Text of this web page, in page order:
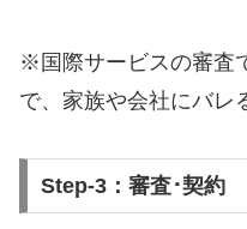
※国際サービスの審査
で、家族や会社にバレ
Step-3：審査･契約